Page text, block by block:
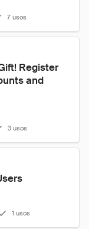
7 usos
Register
and
3 usos
1 usos